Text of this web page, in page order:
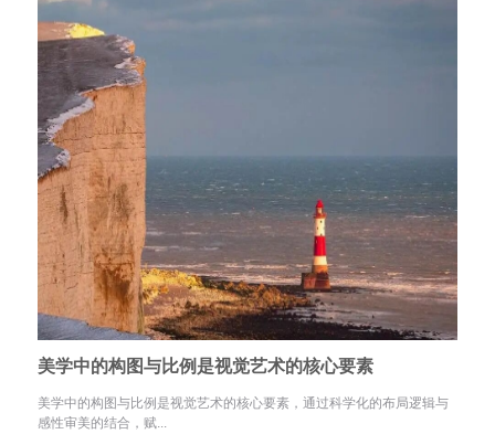
美学中的构图与比例是视觉艺术的核心要素
美学中的构图与比例是视觉艺术的核心要素，通过科学化的布局逻辑与
感性审美的结合，赋...